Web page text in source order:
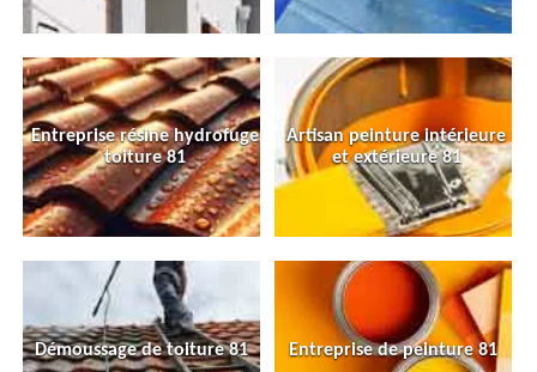
Entreprise résine hydrofuge
toiture 81
Artisan peinture intérieure
et extérieure 81
Démoussage de toiture 81 Entreprise de peinture 81